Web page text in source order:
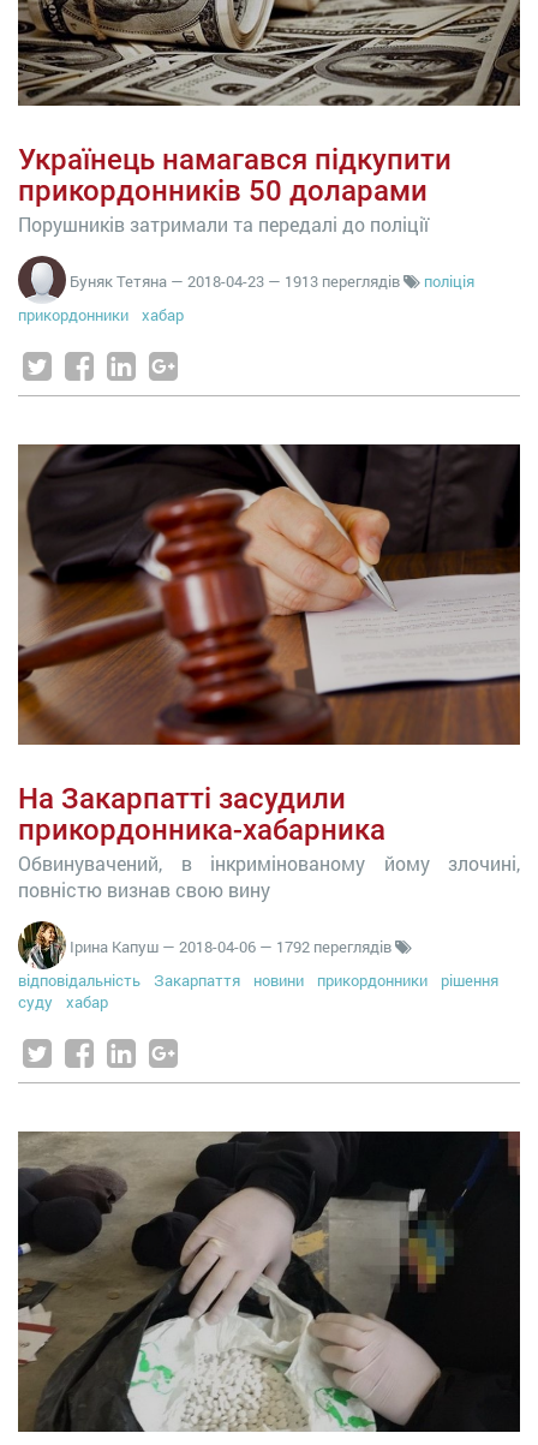
Українець намагався підкупити
прикордонників 50 доларами
Порушників затримали та передалі до поліції
Буняк Тетяна — 2018-04-23 — 1913 переглядів
поліція
прикордонники
хабар
На Закарпатті засудили
прикордонника-хабарника
Обвинувачений, в інкримінованому йому злочині,
повністю визнав свою вину
Ірина Капуш — 2018-04-06 — 1792 переглядів
відповідальність
Закарпаття новини прикордонники
рішення
суду
хабар